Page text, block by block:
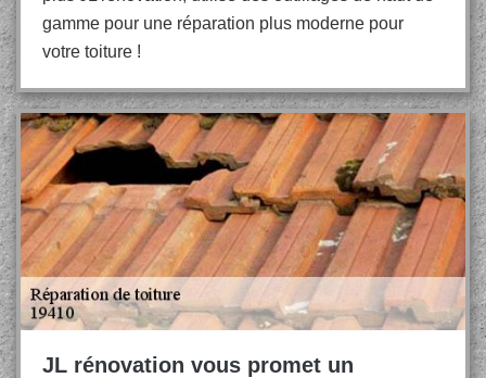
gamme pour une réparation plus moderne pour
votre toiture !
JL rénovation vous promet un